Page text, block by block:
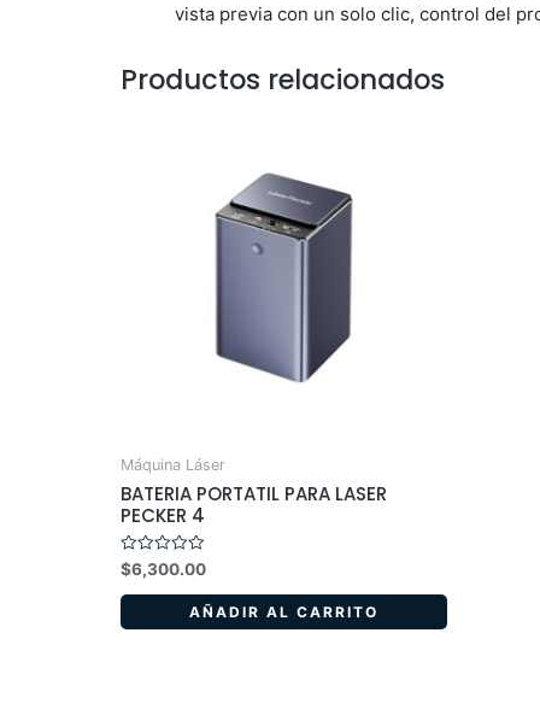
vista previa con un solo clic, control del
Productos relacionados
Máquina Láser
BATERIA PORTATIL PARA LASER
PECKER 4
Valorado
en
0
5
$6,300.00
AÑADIR AL CARRITO